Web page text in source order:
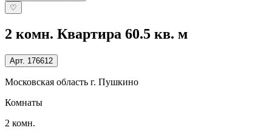
♡
2 комн. Квартира 60.5 кв. м
Арт. 176612
Московская область г. Пушкино
Комнаты
2 комн.